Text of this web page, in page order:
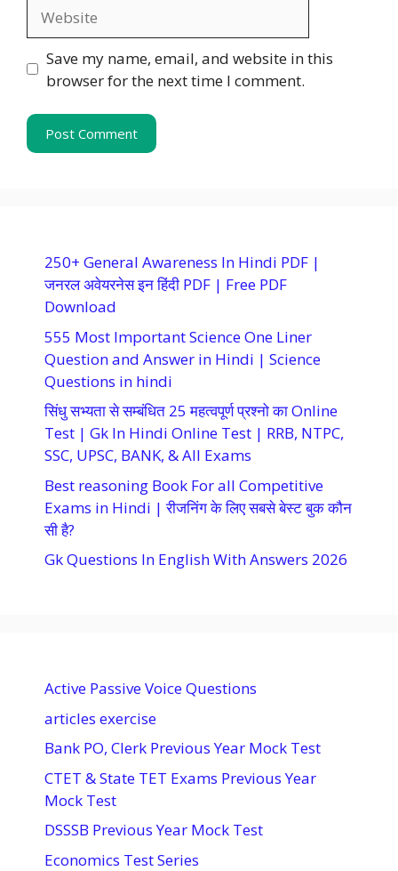
Save my name, email, and website in this
browser for the next time I comment.
250+ General Awareness In Hindi PDF |
जनरल अवेयरनेस इन हिंदी PDF | Free PDF
Download
555 Most Important Science One Liner
Question and Answer in Hindi | Science
Questions in hindi
सिंधु सभ्यता से सम्बंधित 25 महत्वपूर्ण प्रश्नो का Online
Test | Gk In Hindi Online Test | RRB, NTPC,
SSC, UPSC, BANK, & All Exams
Best reasoning Book For all Competitive
Exams in Hindi | रीजनिंग के लिए सबसे बेस्ट बुक कौन
सी है?
Gk Questions In English With Answers 2026
Active Passive Voice Questions
articles exercise
Bank PO, Clerk Previous Year Mock Test
CTET & State TET Exams Previous Year
Mock Test
DSSSB Previous Year Mock Test
Economics Test Series